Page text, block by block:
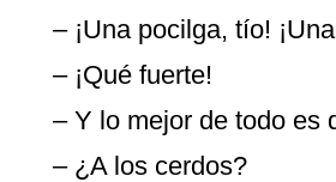
– ¡Una pocilga, tío!
– ¡Qué fuerte!
– Y lo mejor de todo es
– ¿A los cerdos?